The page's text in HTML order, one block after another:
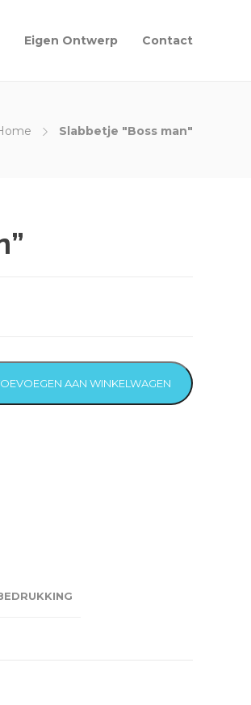
Eigen Ontwerp Contact
Slabbetje "Boss man"
AAN WINKELWAGEN